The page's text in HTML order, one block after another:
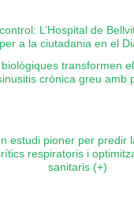
L’Hospital de
a la ciutadania en el
transformen
crònica greu amb
estudi pioner per predir
respiratoris i
sanitaris (+)